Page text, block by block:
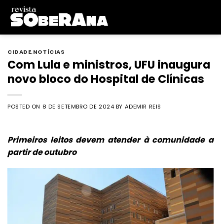
Skip
content
CIDADE,NOTÍCIAS
Com Lula e ministros, UFU inaugura
novo bloco do Hospital de Clínicas
POSTED ON 8 DE SETEMBRO DE 2024 BY ADEMIR REIS
Primeiros leitos devem atender à comunidade a
partir de outubro